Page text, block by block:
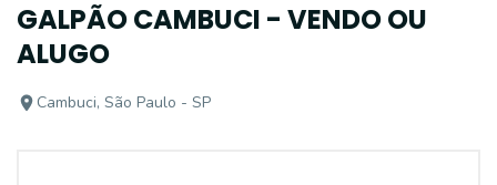
GALPÃO CAMBUCI - VENDO OU
ALUGO
Cambuci, São Paulo - SP